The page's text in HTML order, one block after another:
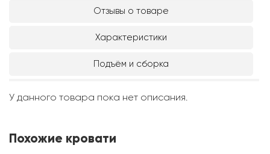
Отзывы о товаре
Характеристики
Подъём и сборка
У данного товара пока нет описания.
Похожие кровати